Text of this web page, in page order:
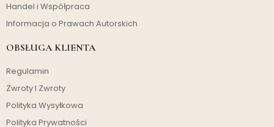
Handel i Współpraca
Informacja o Prawach Autorskich
OBSŁUGA KLIENTA
Regulamin
Zwroty I Zwroty
Polityka Wysyłkowa
Polityka Prywatności